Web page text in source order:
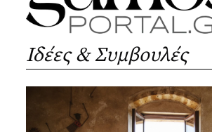
News
Gallery
Πληροφορίες
Ιδέες & Συμβουλές